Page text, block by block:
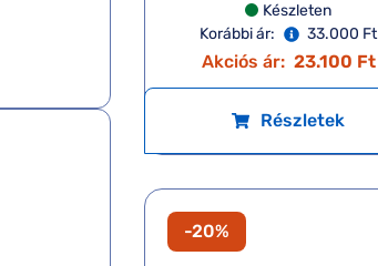
Készleten
Korábbi ár:
33.000 Ft
Akciós ár: 23.100 Ft
Részletek
-20%